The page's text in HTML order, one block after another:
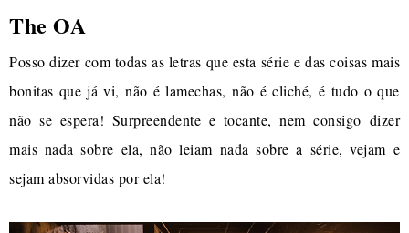
The OA
Posso dizer com todas as letras que esta série e das coisas mais
bonitas que já vi, não é lamechas, não é cliché, é tudo o que
não se espera! Surpreendente e tocante, nem consigo dizer
mais nada sobre ela, não leiam nada sobre a série, vejam e
sejam absorvidas por ela!